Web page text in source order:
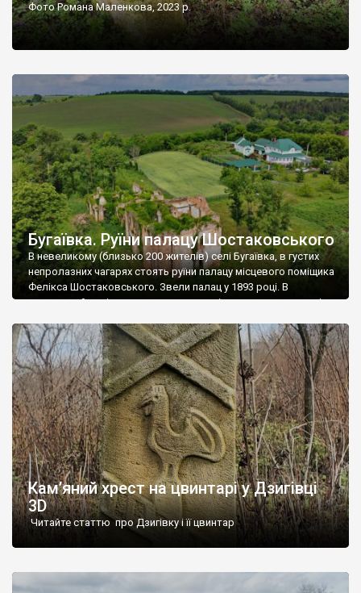
Фото Романа Маленкова, 2023 р.
Бугаївка. Руїни палацу Шостаковського
В невеликому (близько 200 жителів) селі Бугаївка, в густих
непролазних чагарях стоять руїни палацу місцевого поміщика
Фелікса Шостаковського. Звели палац у 1893 році. В
радянський період у ньому спочатку містилася школа, потім
століття тут розмістили туберкульозну лікарню. Коли із
палацу виїхала лікарня – ми точно не […]
Кам’яний хрест на цвинтарі у Дзигівці
3D
Читайте статтю про Дзигівку і її цвинтар